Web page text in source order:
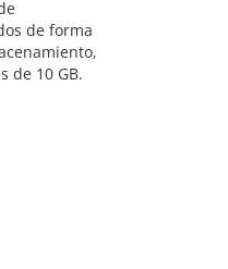
de forma
de 10 GB.